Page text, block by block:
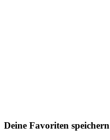
Deine Favoriten speichern